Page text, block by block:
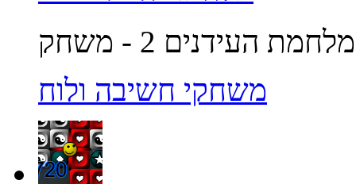
משחקי חשיבה ולוח